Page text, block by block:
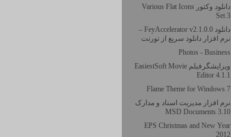
دانلود وکتور Various Flat Icons
Set 3
دانلود FeyAccelerator v2.1.0.0 –
نرم افزار دانلود سریع از تورنت
Photos - Business
ویرایشگرفیلم EasiestSoft Movie
Editor 4.1.1
Flame Theme for Windows 7
نرم افزار مدیریت اسناد و مدارک
MSD Documents 3.10
EPS Christmas and New Year
2012